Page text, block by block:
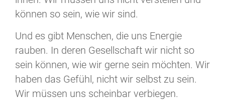
können so sein, wie wir sind.
Und es gibt Menschen, die uns Energie
rauben. In deren Gesellschaft wir nicht so
sein können, wie wir gerne sein möchten. Wir
haben das Gefühl, nicht wir selbst zu sein.
Wir müssen uns scheinbar verbiegen.